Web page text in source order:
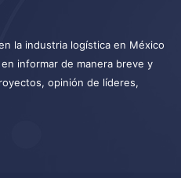
la industria logística en México
informar de manera breve y
opinión de líderes,